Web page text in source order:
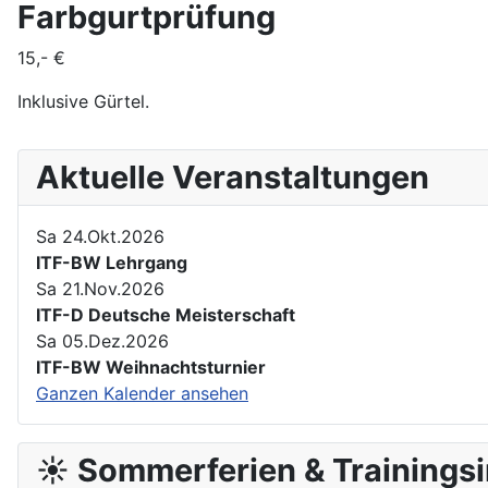
Farbgurtprüfung
15,- €
Inklusive Gürtel.
Aktuelle Veranstaltungen
Sa 24.Okt.2026
ITF-BW Lehrgang
Sa 21.Nov.2026
ITF-D Deutsche Meisterschaft
Sa 05.Dez.2026
ITF-BW Weihnachtsturnier
Ganzen Kalender ansehen
☀️ Sommerferien &